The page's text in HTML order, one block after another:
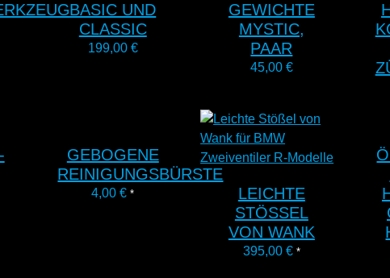
BASIC UND
CLASSIC
199,00 €
GEWICHTE
MYSTIC,
PAAR
45,00 €
GEBOGENE
REINIGUNGSBÜRSTE
4,00€ *
LEICHTE
STÖSSEL V
ON WANK
395,00 € *